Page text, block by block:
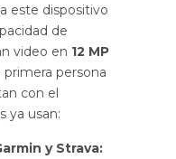
este dispositivo
de
video en 12 MP
persona
con el
ya usan:
y Strava: